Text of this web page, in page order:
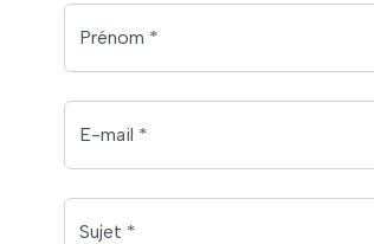
Prénom *
E-mail *
Sujet *